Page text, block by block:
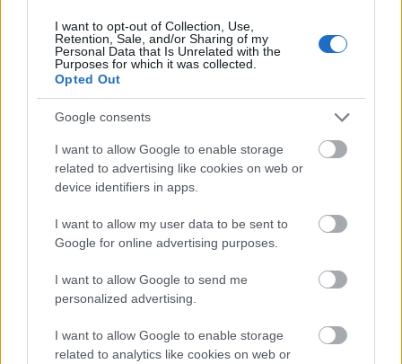
I want to opt-out of Collection, Use,
Retention, Sale, and/or Sharing of my
Personal Data that Is Unrelated with the
Purposes for which it was collected.
Opted Out
Google consents
I want to allow Google to enable storage
related to advertising like cookies on web or
device identifiers in apps.
I want to allow my user data to be sent to
Google for online advertising purposes.
I want to allow Google to send me
personalized advertising.
I want to allow Google to enable storage
related to analytics like cookies on web or